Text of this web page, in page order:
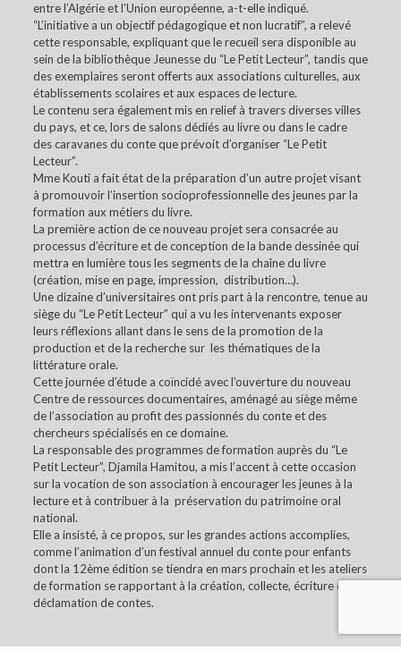
entre l’Algérie et l’Union européenne, a-t-elle indiqué.
“L’initiative a un objectif pédagogique et non lucratif”, a relevé
cette responsable, expliquant que le recueil sera disponible au
sein de la bibliothèque Jeunesse du “Le Petit Lecteur”, tandis que
des exemplaires seront offerts aux associations culturelles, aux
établissements scolaires et aux espaces de lecture.
Le contenu sera également mis en relief à travers diverses villes
du pays, et ce, lors de salons dédiés au livre ou dans le cadre
des caravanes du conte que prévoit d’organiser “Le Petit
Lecteur”.
Mme Kouti a fait état de la préparation d’un autre projet visant
à promouvoir l’insertion socioprofessionnelle des jeunes par la
formation aux métiers du livre.
La première action de ce nouveau projet sera consacrée au
processus d’écriture et de conception de la bande dessinée qui
mettra en lumière tous les segments de la chaîne du livre
(création, mise en page, impression, distribution…).
Une dizaine d’universitaires ont pris part à la rencontre, tenue au
siège du “Le Petit Lecteur” qui a vu les intervenants exposer
leurs réflexions allant dans le sens de la promotion de la
production et de la recherche sur les thématiques de la
littérature orale.
Cette journée d’étude a coïncidé avec l’ouverture du nouveau
Centre de ressources documentaires, aménagé au siège même
de l’association au profit des passionnés du conte et des
chercheurs spécialisés en ce domaine.
La responsable des programmes de formation auprès du “Le
Petit Lecteur”, Djamila Hamitou, a mis l’accent à cette occasion
sur la vocation de son association à encourager les jeunes à la
lecture et à contribuer à la préservation du patrimoine oral
national.
Elle a insisté, à ce propos, sur les grandes actions accomplies,
comme l’animation d’un festival annuel du conte pour enfants
dont la 12ème édition se tiendra en mars prochain et les ateliers
de formation se rapportant à la création, collecte, écriture et à la
déclamation de contes.